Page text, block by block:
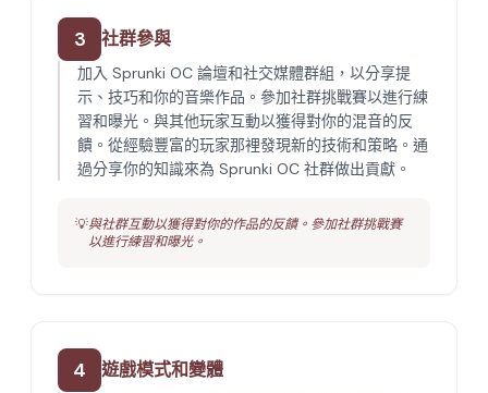
3 社群參與
加入 Sprunki OC 論壇和社交媒體群組，以分享提
示、技巧和你的音樂作品。參加社群挑戰賽以進行練
習和曝光。與其他玩家互動以獲得對你的混音的反
饋。從經驗豐富的玩家那裡發現新的技術和策略。通
過分享你的知識來為 Sprunki OC 社群做出貢獻。
💡與社群互動以獲得對你的作品的反饋。參加社群挑戰賽
以進行練習和曝光。
4 遊戲模式和變體